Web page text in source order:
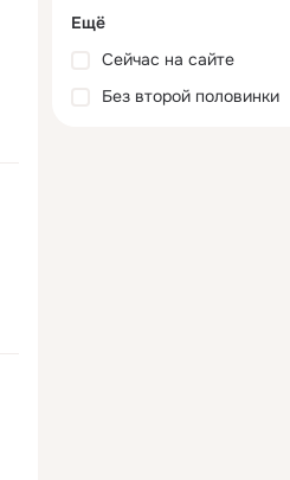
Ещё
Сейчас на сайте
Без второй половинки